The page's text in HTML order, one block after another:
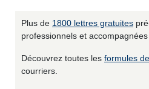
Plus de 1800 lettres gratuites
professionnels et
Découvrez toutes les formules
courriers.